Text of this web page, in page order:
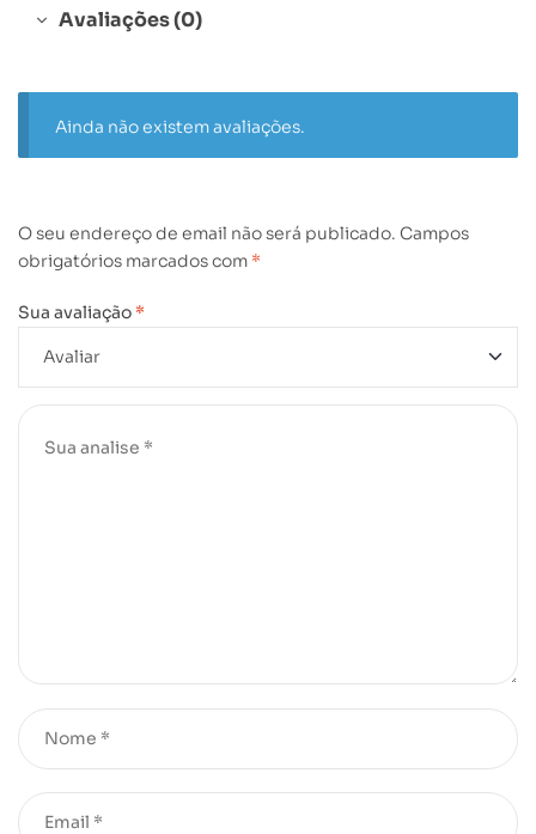
Avaliações (0)
Ainda não existem avaliações.
O seu endereço de email não será publicado. Campos
obrigatórios marcados com *
Sua avaliação *